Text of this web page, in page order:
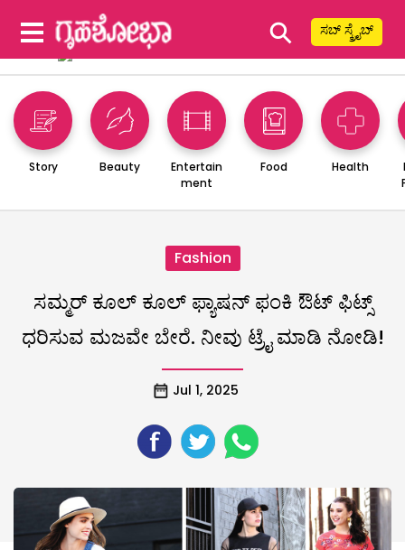
⚲ ಸಬ್ ಸ್ಕ್ರೈಬ್
Story Beauty
Entertain
ment
Food Health
Fashion
ಸಮ್ಮರ್‌ ಕೂಲ್ ಕೂಲ್ ‌ಫ್ಯಾಷನ್‌ ಫಂಕಿ ಔಟ್‌ ಫಿಟ್ಸ್
ಧರಿಸುವ ಮಜವೇ ಬೇರೆ. ನೀವು ಟ್ರೈ ಮಾಡಿ ನೋಡಿ!
Jul 1, 2025